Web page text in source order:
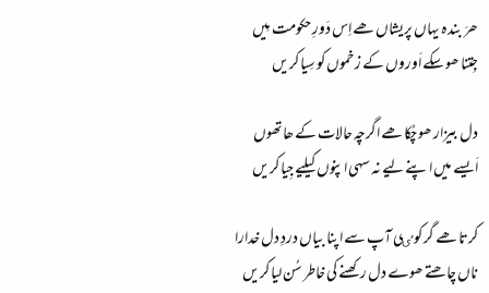
ھَر بندہ یہاں پریشاں ھے اِس دَورِ حکومت مِیں
جِتنا ھو سکے اَوروں کے زخموں کو سِیا کریں
دل بیزار ھو چُکا ھے اگرچہ حالات کے ھاتھوں
اَیسے میں اپنے لیے نہ سہی اپنوں کیلیے جِیا کریں
کرتا ھے گر کوٸی آپ سے اپنا بیاں دردِ دل خدارا
ناں چاھتے ھوے دل رکھنے کی خاطر سُن لیا کریں